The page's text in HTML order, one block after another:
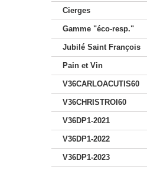
Cierges
Gamme "éco-resp."
Jubilé Saint François
Pain et Vin
V36CARLOACUTIS60
V36CHRISTROI60
V36DP1-2021
V36DP1-2022
V36DP1-2023